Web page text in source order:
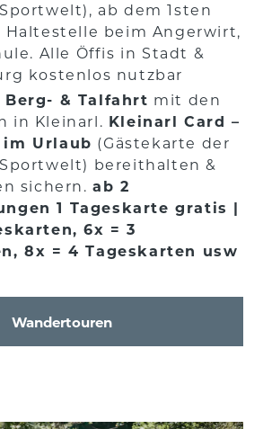
ab dem 1sten
Haltestelle beim Angerwirt,
Alle Öffis in Stadt &
kostenlos nutzbar
& Talfahrt mit den
in Kleinarl. Kleinarl Card –
Urlaub (Gästekarte der
bereithalten &
sichern.ab 2
1 Tageskarte gratis |
6x = 3
8x = 4 Tageskarten usw
Wandertouren